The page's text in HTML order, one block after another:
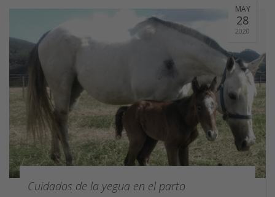
MAY
28
2020
Cuidados de la yegua en el parto